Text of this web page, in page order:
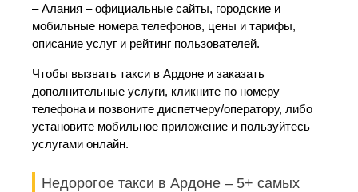
– Алания – официальные сайты, городские и
мобильные номера телефонов, цены и тарифы,
описание услуг и рейтинг пользователей.
Чтобы вызвать такси в Ардоне и заказать
дополнительные услуги, кликните по номеру
телефона и позвоните диспетчеру/оператору, либо
установите мобильное приложение и пользуйтесь
услугами онлайн.
Недорогое такси в Ардоне – 5+ самых